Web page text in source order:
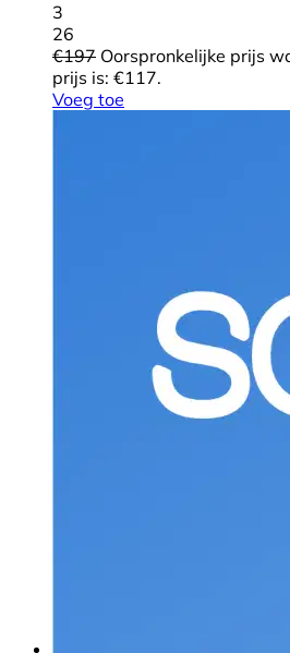
3
26
€197 Oorspronkelijke prijs
prijs is: €117.
Voeg toe